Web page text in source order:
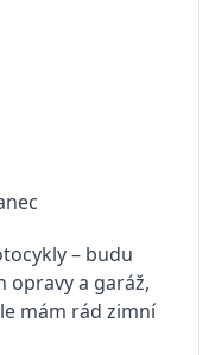
– budu
opravy a garáž,
mám rád zimní